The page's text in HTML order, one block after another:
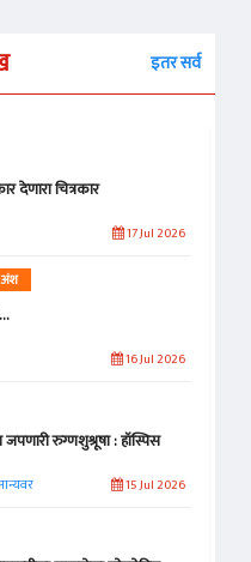
इतर सर्व
देणारा चित्रकार
17 Jul 2026
अंश
16 Jul 2026
जपणारी रुग्णशुश्रूषा : हॉस्पिस
15 Jul 2026